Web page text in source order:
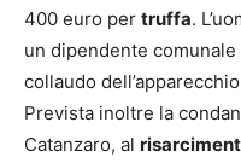
400 euro per truffa.
un dipendente
collaudo
Prevista inoltre la
Catanzaro, al